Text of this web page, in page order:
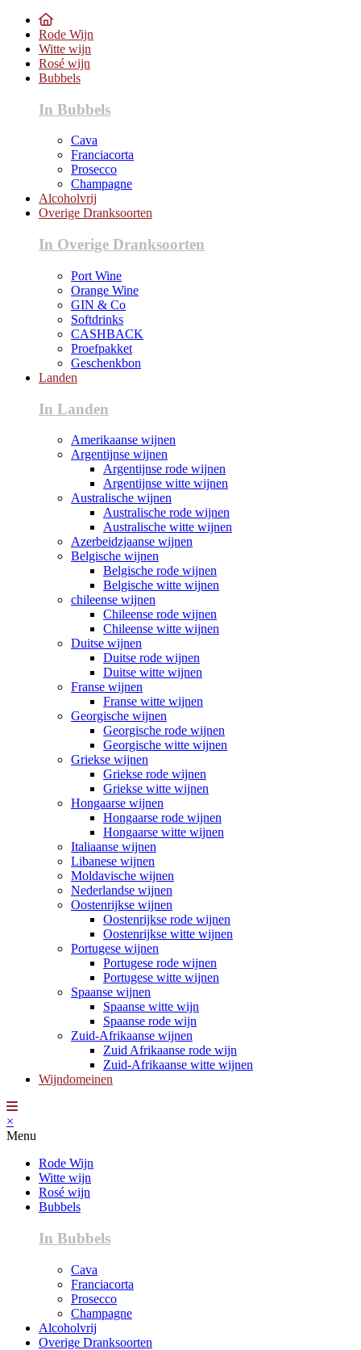
Rode Wijn
Witte wijn
Rosé wijn
Bubbels
In Bubbels
Cava
Franciacorta
Prosecco
Champagne
Alcoholvrij
Overige Dranksoorten
In Overige Dranksoorten
Port Wine
Orange Wine
GIN & Co
Softdrinks
CASHBACK
Proefpakket
Geschenkbon
Landen
In Landen
Amerikaanse wijnen
Argentijnse wijnen
Argentijnse rode wijnen
Argentijnse witte wijnen
Australische wijnen
Australische rode wijnen
Australische witte wijnen
Azerbeidzjaanse wijnen
Belgische wijnen
Belgische rode wijnen
Belgische witte wijnen
chileense wijnen
Chileense rode wijnen
Chileense witte wijnen
Duitse wijnen
Duitse rode wijnen
Duitse witte wijnen
Franse wijnen
Franse witte wijnen
Georgische wijnen
Georgische rode wijnen
Georgische witte wijnen
Griekse wijnen
Griekse rode wijnen
Griekse witte wijnen
Hongaarse wijnen
Hongaarse rode wijnen
Hongaarse witte wijnen
Italiaanse wijnen
Libanese wijnen
Moldavische wijnen
Nederlandse wijnen
Oostenrijkse wijnen
Oostenrijkse rode wijnen
Oostenrijkse witte wijnen
Portugese wijnen
Portugese rode wijnen
Portugese witte wijnen
Spaanse wijnen
Spaanse witte wijn
Spaanse rode wijn
Zuid-Afrikaanse wijnen
Zuid Afrikaanse rode wijn
Zuid-Afrikaanse witte wijnen
Wijndomeinen
×
Menu
Rode Wijn
Witte wijn
Rosé wijn
Bubbels
In Bubbels
Cava
Franciacorta
Prosecco
Champagne
Alcoholvrij
Overige Dranksoorten